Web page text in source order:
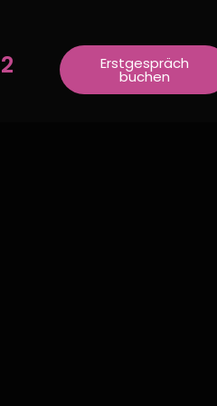
Erstgespräch
buchen